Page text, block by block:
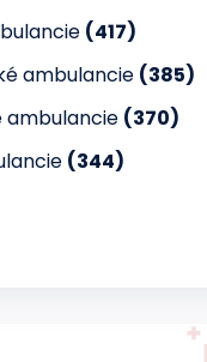
(417)
ambulancie (385)
ambulancie (370)
(344)